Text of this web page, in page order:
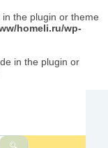
the plugin or theme
homeli.ru/wp-
in the plugin or